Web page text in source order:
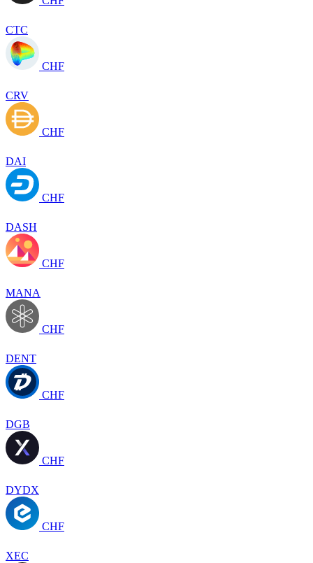
CTC
CHF
CRV
CHF
DAI
CHF
DASH
CHF
MANA
CHF
DENT
CHF
DGB
CHF
DYDX
CHF
XEC